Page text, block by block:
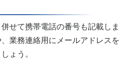
せて携帯電話の番号も記載し
業務連絡用にメールアドレス
ょう。